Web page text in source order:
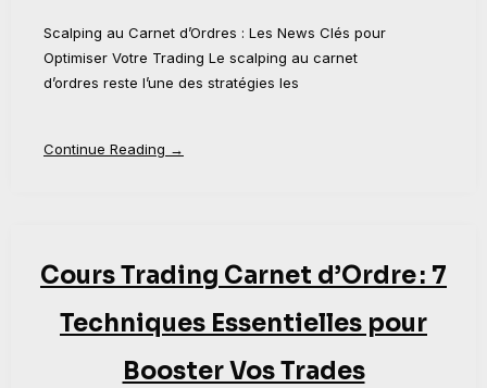
Scalping au Carnet d’Ordres : Les News Clés pour
Optimiser Votre Trading Le scalping au carnet
d’ordres reste l’une des stratégies les
Continue Reading →
Cours Trading Carnet d’Ordre : 7
Techniques Essentielles pour
Booster Vos Trades